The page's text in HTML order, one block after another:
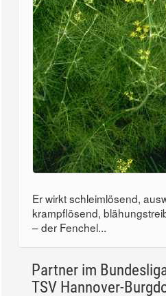
Er wirkt schleimlösend,
krampflösend,
– der Fenchel...
Partner im